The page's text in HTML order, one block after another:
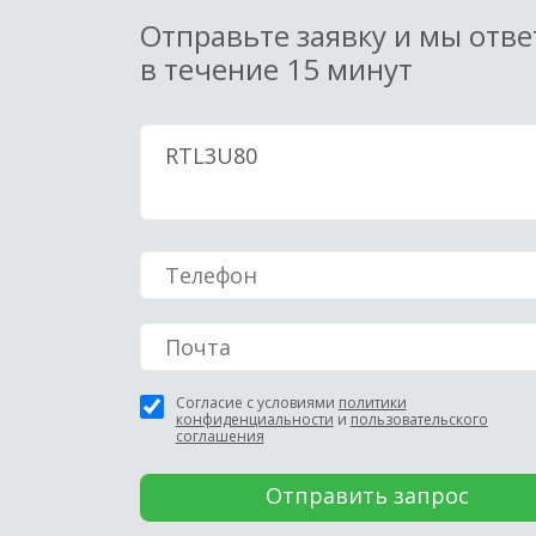
Отправьте заявку и мы
в течение 15 минут
Согласие с условиями политики
конфиденциальности и пользовательского
соглашения